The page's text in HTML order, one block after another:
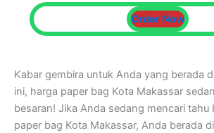
Order Now
Kabar gembira untuk Anda yang berada
ini, harga paper bag Kota Makassar
besaran! Jika Anda sedang mencari tahu
paper bag Kota Makassar, Anda berada